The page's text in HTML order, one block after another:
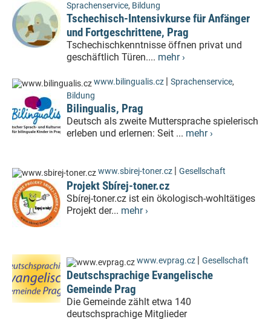
Sprachenservice, Bildung
Tschechisch-Intensivkurse für Anfänger
und Fortgeschrittene, Prag
Tschechischkenntnisse öffnen privat und
geschäftlich Türen.... mehr ›
www.bilingualis.cz | Sprachenservice,
Bildung
Bilingualis, Prag
Deutsch als zweite Muttersprache spielerisch
erleben und erlernen: Seit ... mehr ›
www.sbirej-toner.cz | Gesellschaft
Projekt Sbírej-toner.cz
Sbírej-toner.cz ist ein ökologisch-wohltätiges
Projekt der... mehr ›
www.evprag.cz | Gesellschaft
Deutschsprachige Evangelische
Gemeinde Prag
Die Gemeinde zählt etwa 140
deutschsprachige Mitglieder